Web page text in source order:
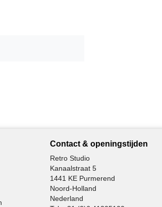
Contact & openingstijden
Retro Studio
Kanaalstraat 5
1441 KE Purmerend
Noord-Holland
Nederland